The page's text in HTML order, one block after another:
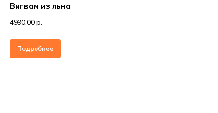
Вигвам из льна
4990,00 р
Подробнее